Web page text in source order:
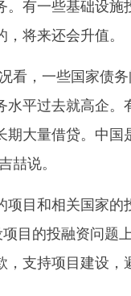
有一些基础设
将来还会升值。
一些国家债务
平过去就高企
期大量借贷。中
喆说。
和相关国家的
目的投融资问
支持项目建设